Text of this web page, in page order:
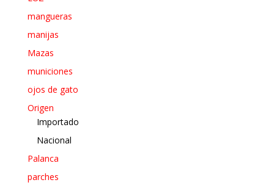
mangueras
manijas
Mazas
municiones
ojos de gato
Origen
Importado
Nacional
Palanca
parches